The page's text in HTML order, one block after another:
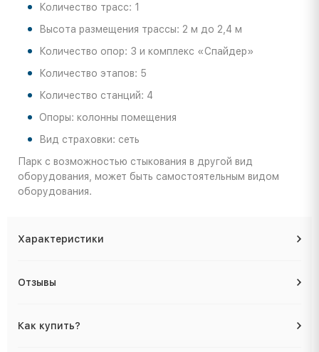
Количество трасс: 1
Высота размещения трассы: 2 м до 2,4 м
Количество опор: 3 и комплекс «Спайдер»
Количество этапов: 5
Количество станций: 4
Опоры: колонны помещения
Вид страховки: сеть
Парк с возможностью стыкования в другой вид
оборудования, может быть самостоятельным видом
оборудования.
Характеристики
Отзывы
Как купить?